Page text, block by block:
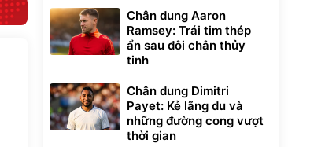
Chân dung Aaron
Ramsey: Trái tim thép
ẩn sau đôi chân thủy
tinh
Chân dung Dimitri
Payet: Kẻ lãng du và
những đường cong vượt
thời gian